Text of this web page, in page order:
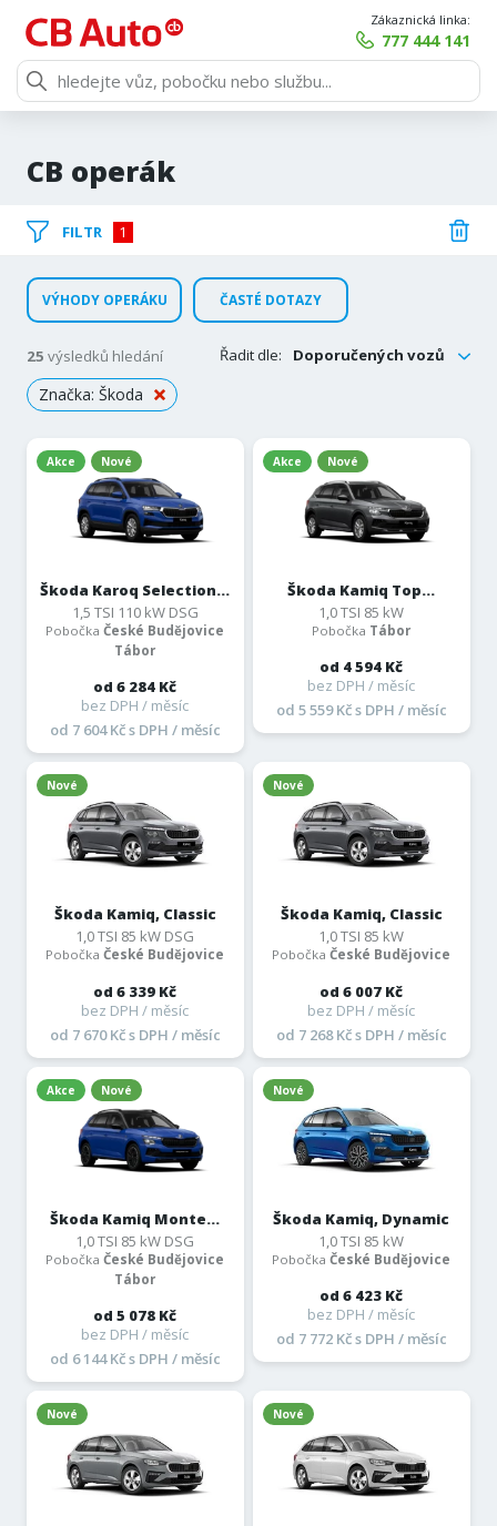
Zákaznická linka:
777 444 141
CB operák
FILTR 1
VÝHODY OPERÁKU ČASTÉ DOTAZY
25 výsledků hledání Řadit dle: Doporučených vozů
Značka: Škoda
Akce Nové
Škoda Karoq Selection...
1,5 TSI 110 kW DSG
PobočkaČeské Budějovice
Tábor
od 6 284 Kč
bez DPH / měsíc
od 7 604 Kč s DPH / měsíc
Akce Nové
Škoda Kamiq Top...
1,0 TSI 85 kW
Pobočka Tábor
od 4 594 Kč
bez DPH / měsíc
od 5 559 Kč s DPH / měsíc
Nové
Škoda Kamiq, Classic
1,0 TSI 85 kW DSG
PobočkaČeské Budějovice
od 6 339 Kč
bez DPH / měsíc
od 7 670 Kč s DPH / měsíc
Nové
Škoda Kamiq, Classic
1,0 TSI 85 kW
PobočkaČeské Budějovice
od 6 007 Kč
bez DPH / měsíc
od 7 268 Kč s DPH / měsíc
Akce Nové
Škoda Kamiq Monte...
1,0 TSI 85 kW DSG
PobočkaČeské Budějovice
Tábor
od 5 078 Kč
bez DPH / měsíc
od 6 144 Kč s DPH / měsíc
Nové
Škoda Kamiq, Dynamic
1,0 TSI 85 kW
PobočkaČeské Budějovice
od 6 423 Kč
bez DPH / měsíc
od 7 772 Kč s DPH / měsíc
Nové Nové